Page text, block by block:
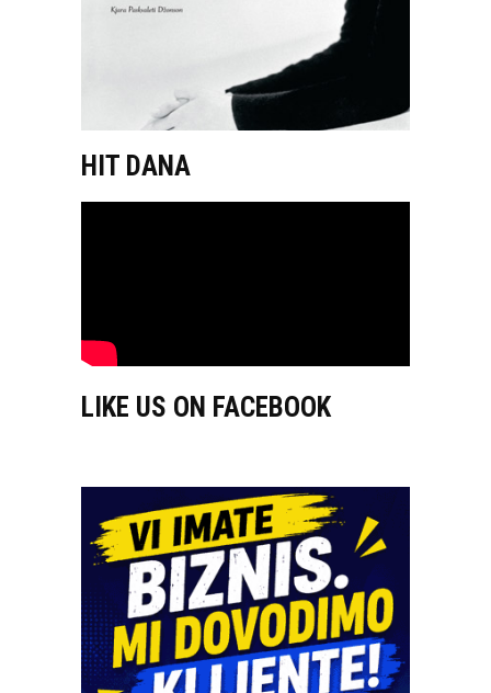
HIT DANA
LIKE US ON FACEBOOK